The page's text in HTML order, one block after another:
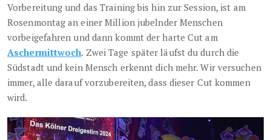
Vorbereitung und das Training bis hin zur Session, ist am
Rosenmontag an einer Million jubelnder Menschen
vorbeigefahren und dann kommt der harte Cut am
Aschermittwoch. Zwei Tage später läufst du durch die
Südstadt und kein Mensch erkennt dich mehr. Wir versuchen
immer, alle darauf vorzubereiten, dass dieser Cut kommen
wird.